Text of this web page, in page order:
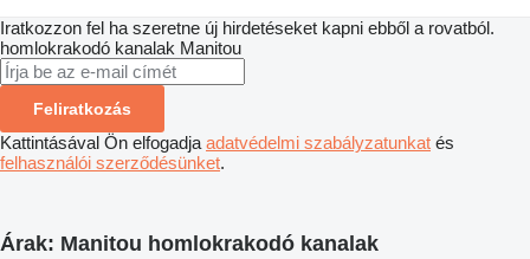
Iratkozzon fel ha szeretne új hirdetéseket kapni ebből a rovatból.
homlokrakodó kanalak Manitou
Feliratkozás
Kattintásával Ön elfogadja adatvédelmi szabályzatunkat és
felhasználói szerződésünket.
Árak: Manitou homlokrakodó kanalak